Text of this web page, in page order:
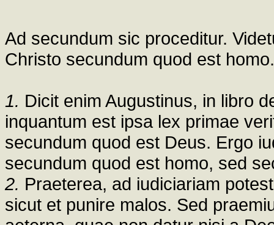
Ad secundum sic proceditur.
Christo secundum quod est homo.
1. Dicit enim Augustinus, in libro
inquantum est ipsa lex primae
secundum quod est Deus. Ergo
secundum quod est homo, sed
2. Praeterea, ad iudiciariam
sicut et punire malos. Sed